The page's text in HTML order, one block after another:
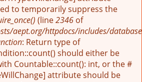
to temporarily suppress the
(line2346 of
aept.org/httpdocs/includes/
: Return type of
should either be
Countable::count(): int, or the #
attribute should be